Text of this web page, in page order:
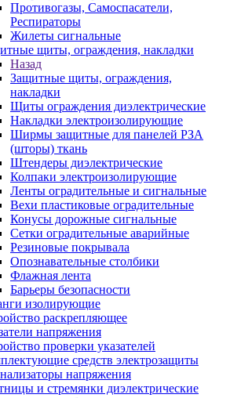
Противогазы, Самоспасатели,
Респираторы
Жилеты сигнальные
щиты, ограждения, накладки
Назад
Защитные щиты, ограждения,
накладки
Щиты ограждения диэлектрические
Накладки электроизолирующие
Ширмы защитные для панелей РЗА
(шторы) ткань
Штендеры диэлектрические
Колпаки электроизолирующие
Ленты оградительные и сигнальные
Вехи пластиковые оградительные
Конусы дорожные сигнальные
Сетки оградительные аварийные
Резиновые покрывала
Опознавательные столбики
Флажная лента
Барьеры безопасности
изолирующие
раскрепляющее
напряжения
проверки указателей
средств электрозащиты
напряжения
и стремянки диэлектрические